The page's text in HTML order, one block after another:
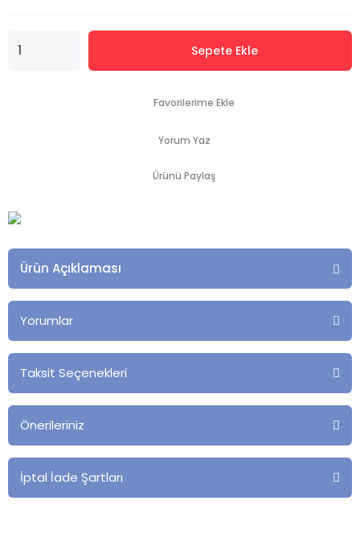
Sepete Ekle
Yorum Yaz
Ürünü Paylaş
Ürün Açıklaması
Yorumlar
Taksit Seçenekleri
Önerileriniz
İptal İade Şartları